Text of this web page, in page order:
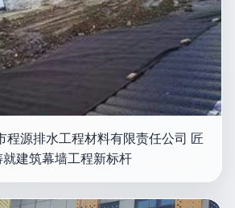
程源排水工程材料有限责任公司 匠
就建筑幕墙工程新标杆